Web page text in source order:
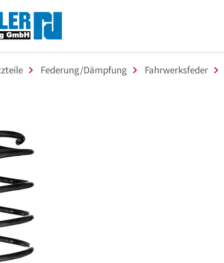
Federung/Dämpfung Fahrwerksfeder